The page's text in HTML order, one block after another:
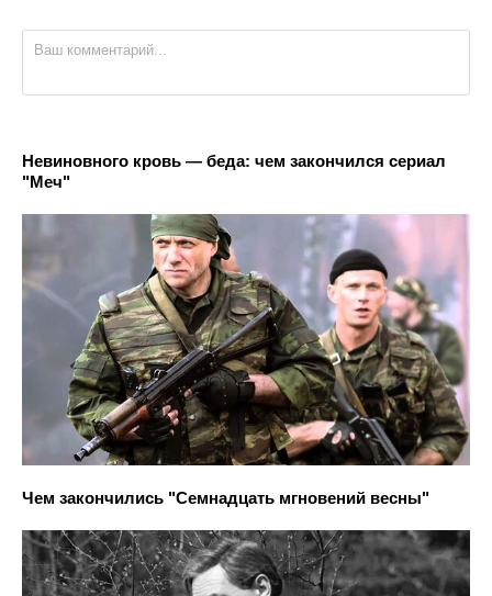
Невиновного кровь — беда: чем закончился сериал
"Меч"
Чем закончились "Семнадцать мгновений весны"